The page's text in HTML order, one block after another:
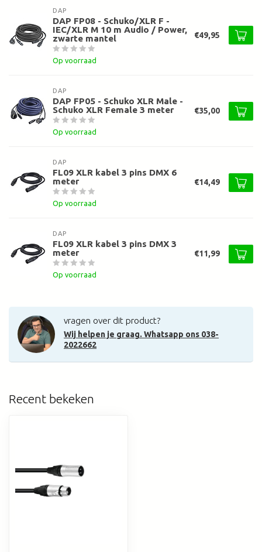
DAP
DAP FP08 - Schuko/XLR F -
IEC/XLR M 10 m Audio / Power,
zwarte mantel
Op voorraad
€49,95
DAP
DAP FP05 - Schuko XLR Male -
Schuko XLR Female 3 meter
Op voorraad
€35,00
DAP
FL09 XLR kabel 3 pins DMX 6
meter
Op voorraad
€14,49
DAP
FL09 XLR kabel 3 pins DMX 3
meter
Op voorraad
€11,99
vragen over dit product?
Wij helpen je graag. Whatsapp ons 038-
2022662
Recent bekeken